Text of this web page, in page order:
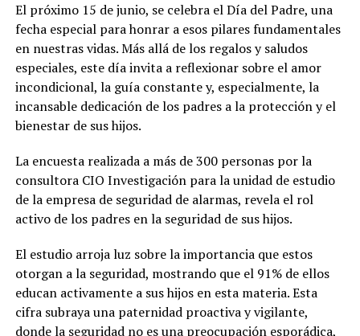
El próximo 15 de junio, se celebra el Día del Padre, una
fecha especial para honrar a esos pilares fundamentales
en nuestras vidas. Más allá de los regalos y saludos
especiales, este día invita a reflexionar sobre el amor
incondicional, la guía constante y, especialmente, la
incansable dedicación de los padres a la protección y el
bienestar de sus hijos.
La encuesta realizada a más de 300 personas por la
consultora CIO Investigación para la unidad de estudio
de la empresa de seguridad de alarmas, revela el rol
activo de los padres en la seguridad de sus hijos.
El estudio arroja luz sobre la importancia que estos
otorgan a la seguridad, mostrando que el 91% de ellos
educan activamente a sus hijos en esta materia. Esta
cifra subraya una paternidad proactiva y vigilante,
donde la seguridad no es una preocupación esporádica,